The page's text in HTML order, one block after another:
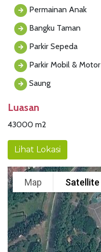
Permainan Anak
Bangku Taman
Parkir Sepeda
Parkir Mobil & Motor
Saung
Luasan
43000 m2
Lihat Lokasi
Map Satellite